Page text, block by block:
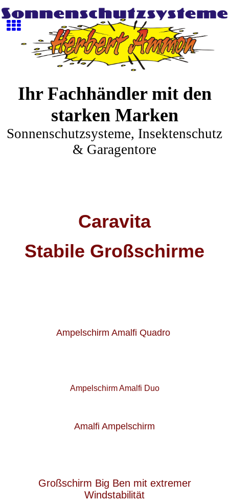
Ihr Fachhändler mit den
starken Marken
Sonnenschutzsysteme, Insektenschutz
& Garagentore
Caravita
Stabile Großschirme
Ampelschirm Amalfi Quadro
Ampelschirm Amalfi Duo
Amalfi Ampelschirm
Großschirm Big Ben mit extremer
Windstabilität